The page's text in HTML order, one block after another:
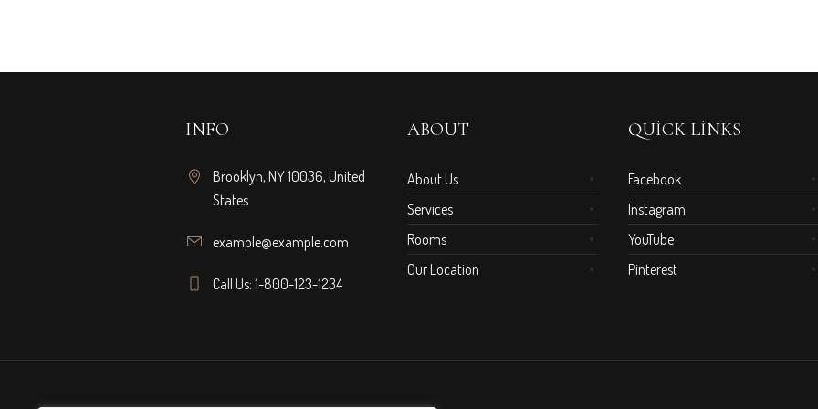
INFO
Brooklyn, NY 10036, United
States
example@example.com
Call Us: 1-800-123-1234
ABOUT
About Us
Services
Rooms
Our Location
QUICK LINKS
Facebook
Instagram
YouTube
Pinterest